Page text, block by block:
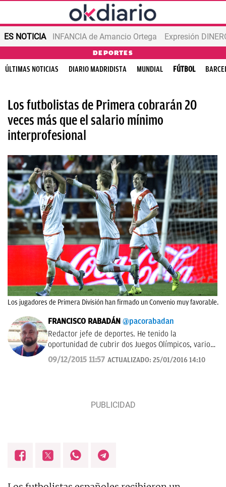
ES NOTICIA INFANCIA de Amancio Ortega Expresión
DEPORTES
ÚLTIMAS NOTICIAS DIARIO MADRIDISTA MUNDIAL FÚTBOL
Los futbolistas de Primera cobrarán 20
veces más que el salario mínimo
interprofesional
Los jugadores de Primera División han firmado un Convenio muy favorable.
FRANCISCO RABADÁN @pacorabadan
Redactor jefe de deportes. He tenido la
oportunidad de cubrir dos Juegos Olímpicos, varios
Mundiales de distintas disciplinas y algún que otro
All-Star de la NBA con los Gasol. De Córdoba y sin
09/12/2015 11:57 ACTUALIZADO: 25/01/2016 14:10